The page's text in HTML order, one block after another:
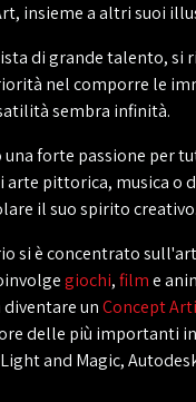
insieme a altri suoi
di grande talento, si
nel comporre le
sembra infinità.
forte passione per
pittorica, musica o
il suo spirito creativo.
si è concentrato
giochi,filme
unConcept
delle più importanti
and Magic,